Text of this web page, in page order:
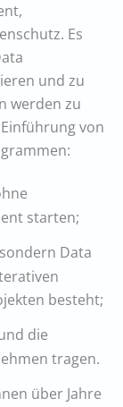
Es
und zu
werden zu
von
starten;
Data
besteht;
die
tragen.
über Jahre